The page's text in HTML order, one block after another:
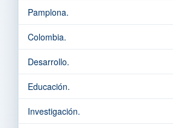
Pamplona.
Colombia.
Desarrollo.
Educación.
Investigación.